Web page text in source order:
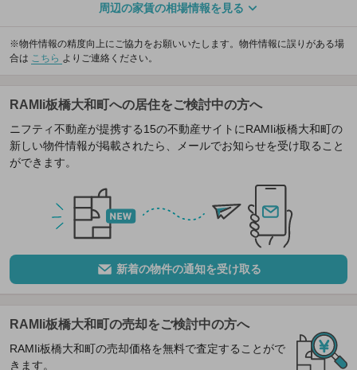
周辺の家賃の相場情報を見る
※物件情報の精度向上にご協力をお願いいたします。物件情報に誤りがある場
合は こちら よりご連絡ください。
RAMIi板橋大和町への居住をご検討中の方へ
ニフティ不動産が提携する15の不動産サイトにRAMIi板橋大和町の
新しい物件情報が掲載されたら、メールでお知らせを受け取ること
ができます。
新着の物件の通知を受け取る
RAMIi板橋大和町の売却をご検討中の方へ
RAMIi板橋大和町の売却価格を無料で査定することがで
きます。